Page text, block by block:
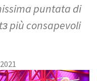
puntata di
più consapevoli